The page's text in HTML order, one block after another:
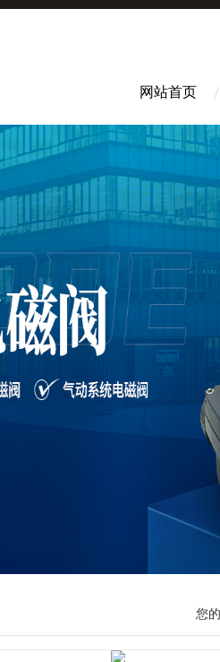
网站首页
您